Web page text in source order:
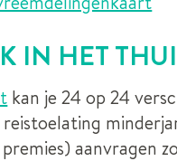
IN HET
kan je 24 op 24
aanvragen